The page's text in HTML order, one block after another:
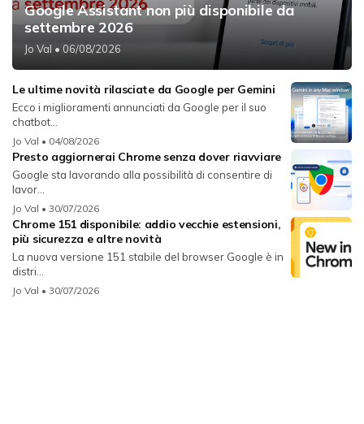
Google Assistant non più disponibile da
settembre 2026
Jo Val • 06/08/2026
Le ultime novità rilasciate da Google per Gemini
Ecco i miglioramenti annunciati da Google per il suo
chatbot...
Jo Val • 04/08/2026
Presto aggiornerai Chrome senza dover riavviare
Google sta lavorando alla possibilità di consentire di
lavor...
Jo Val • 30/07/2026
Chrome 151 disponibile: addio vecchie estensioni,
più sicurezza e altre novità
La nuova versione 151 stabile del browser Google è in
distri...
Jo Val • 30/07/2026